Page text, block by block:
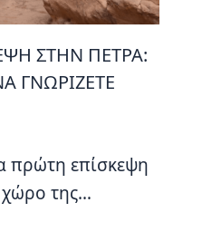
ΣΤΗΝ ΠΕΤΡΑ:
ΓΝΩΡΙΖΕΤΕ
πρώτη επίσκεψη
χώρο της…